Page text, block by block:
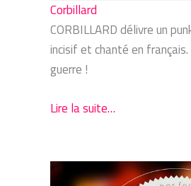
Corbillard
CORBILLARD délivre un
incisif et chanté en
guerre !
Lire la suite…